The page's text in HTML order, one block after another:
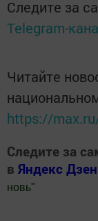
Следите за
Telegram-
Читайте
https://
Следите за
в Яндекс Дзен
новь"